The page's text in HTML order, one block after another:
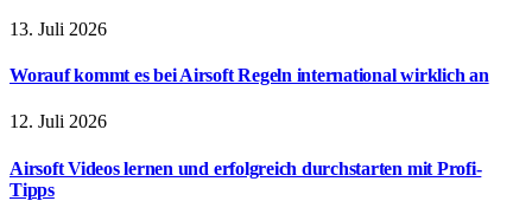
13. Juli 2026
Worauf kommt es bei Airsoft Regeln international wirklich an
12. Juli 2026
Airsoft Videos lernen und erfolgreich durchstarten mit Profi-
Tipps